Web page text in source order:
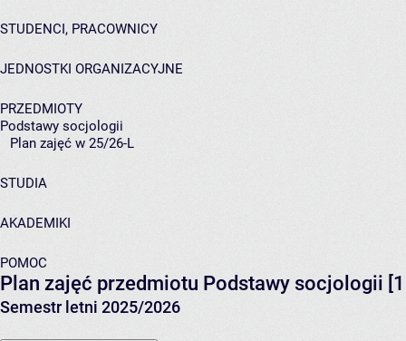
STUDENCI, PRACOWNICY
JEDNOSTKI ORGANIZACYJNE
PRZEDMIOTY
Podstawy socjologii
Plan zajęć w 25/26-L
STUDIA
AKADEMIKI
POMOC
Plan zajęć przedmiotu Podstawy socjologii
Semestr letni 2025/2026